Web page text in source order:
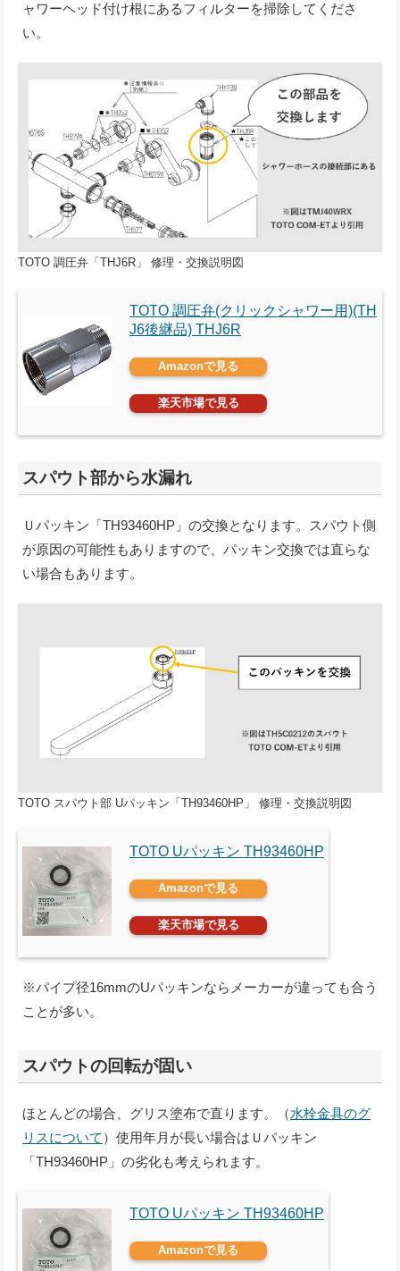
ャワーヘッド付け根にあるフィルターを掃除してくださ
い。
TOTO 調圧弁「THJ6R」 修理・交換説明図
TOTO 調圧弁(クリックシャワー用)(TH
J6後継品) THJ6R
Amazonで見る
楽天市場で見る
スパウト部から水漏れ
Ｕパッキン「TH93460HP」の交換となります。スパウト側
が原因の可能性もありますので、パッキン交換では直らな
い場合もあります。
TOTO スパウト部 Uパッキン「TH93460HP」 修理・交換説明図
TOTO Uパッキン TH93460HP
Amazonで見る
楽天市場で見る
※パイプ径16mmのUパッキンならメーカーが違っても合う
ことが多い。
スパウトの回転が固い
ほとんどの場合、グリス塗布で直ります。（水栓金具のグ
リスについて ）使用年月が長い場合はＵパッキン
「TH93460HP」の劣化も考えられます。
TOTO Uパッキン TH93460HP
Amazonで見る